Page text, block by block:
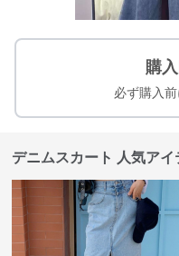
購
必ず購入前
デニムスカート 人気アイ